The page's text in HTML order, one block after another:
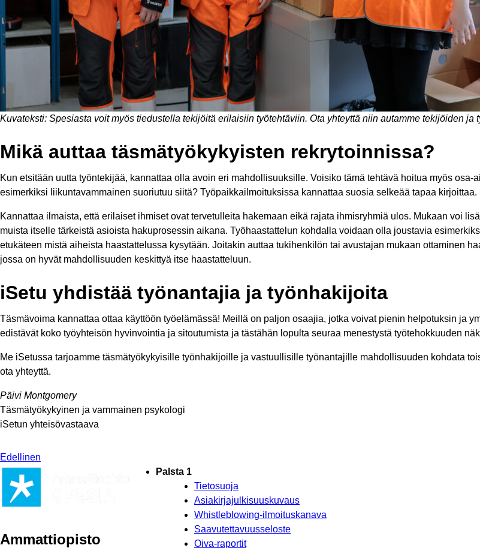
Kuvateksti: Spesiasta voit myös tiedustella tekijöitä erilaisiin työtehtäviin. Ota yhteyttä niin autamme tekijöiden ja
Mikä auttaa täsmätyökykyisten rekrytoinnissa?
Kun etsitään uutta työntekijää, kannattaa olla avoin eri mahdollisuuksille. Voisiko tämä tehtävä hoitua myös
esimerkiksi liikuntavammainen suoriutuu siitä? Työpaikkailmoituksissa kannattaa suosia selkeää tapaa kirjoittaa.
Kannattaa ilmaista, että erilaiset ihmiset ovat tervetulleita hakemaan eikä rajata ihmisryhmiä ulos. Mukaan voi
muista itselle tärkeistä asioista hakuprosessin aikana. Työhaastattelun kohdalla voidaan olla joustavia
etukäteen mistä aiheista haastattelussa kysytään. Joitakin auttaa tukihenkilön tai avustajan mukaan ottaminen
jossa on hyvät mahdollisuuden keskittyä itse haastatteluun.
iSetu yhdistää työnantajia ja työnhakijoita
Täsmävoima kannattaa ottaa käyttöön työelämässä! Meillä on paljon osaajia, jotka voivat pienin helpotuksin ja
edistävät koko työyhteisön hyvinvointia ja sitoutumista ja tästähän lopulta seuraa menestystä työtehokkuuden
Me iSetussa tarjoamme täsmätyökykyisille työnhakijoille ja vastuullisille työnantajille mahdollisuuden kohdata
ota yhteyttä.
Päivi Montgomery
Täsmätyökykyinen ja vammainen psykologi
iSetun yhteisövastaava
Edellinen
Ammattiopisto
Palsta 1
Tietosuoja
Asiakirjajulkisuuskuvaus
Whistleblowing-ilmoituskanava
Saavutettavuusseloste
Oiva-raportit